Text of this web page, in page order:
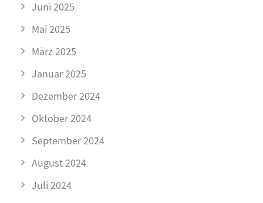
Juni 2025
Mai 2025
März 2025
Januar 2025
Dezember 2024
Oktober 2024
September 2024
August 2024
Juli 2024